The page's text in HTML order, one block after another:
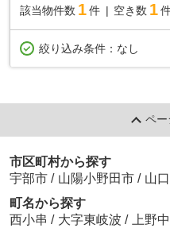
該当物件数 1件 空き数 1
絞り込み条件： なし
ペ
市区町村から探す
宇部市 / 山陽小野田市 / 山
町名から探す
西小串 / 大字東岐波 / 上野